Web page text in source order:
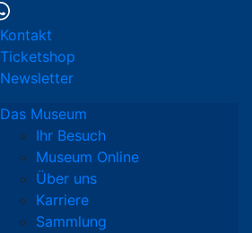
Kontakt
Ticketshop
Newsletter
Das Museum
Ihr Besuch
Museum Online
Über uns
Karriere
Sammlung